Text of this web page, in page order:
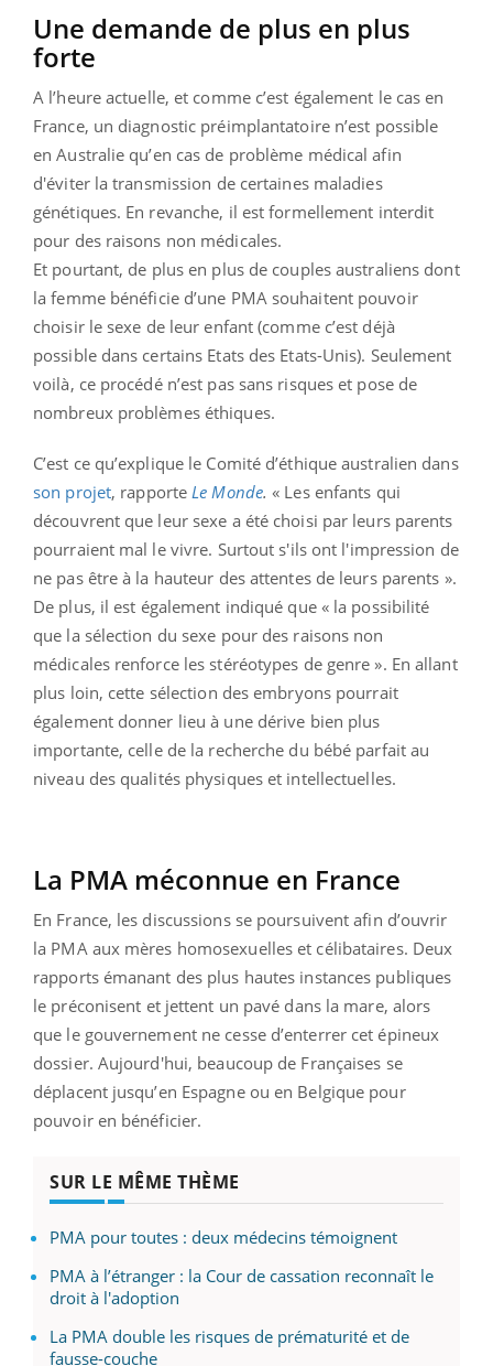
Une demande de plus en plus
forte
A l’heure actuelle, et comme c’est également le cas en
France, un diagnostic préimplantatoire n’est possible
en Australie qu’en cas de problème médical afin
d'éviter la transmission de certaines maladies
génétiques. En revanche, il est formellement interdit
pour des raisons non médicales.
Et pourtant, de plus en plus de couples australiens dont
la femme bénéficie d’une PMA souhaitent pouvoir
choisir le sexe de leur enfant (comme c’est déjà
possible dans certains Etats des Etats-Unis). Seulement
voilà, ce procédé n’est pas sans risques et pose de
nombreux problèmes éthiques.
C’est ce qu’explique le Comité d’éthique australien dans
son projet, rapporte Le Monde. « Les enfants qui
découvrent que leur sexe a été choisi par leurs parents
pourraient mal le vivre. Surtout s'ils ont l'impression de
ne pas être à la hauteur des attentes de leurs parents ».
De plus, il est également indiqué que « la possibilité
que la sélection du sexe pour des raisons non
médicales renforce les stéréotypes de genre ». En allant
plus loin, cette sélection des embryons pourrait
également donner lieu à une dérive bien plus
importante, celle de la recherche du bébé parfait au
niveau des qualités physiques et intellectuelles.
La PMA méconnue en France
En France, les discussions se poursuivent afin d’ouvrir
la PMA aux mères homosexuelles et célibataires. Deux
rapports émanant des plus hautes instances publiques
le préconisent et jettent un pavé dans la mare, alors
que le gouvernement ne cesse d’enterrer cet épineux
dossier. Aujourd'hui, beaucoup de Françaises se
déplacent jusqu’en Espagne ou en Belgique pour
pouvoir en bénéficier.
SUR LE MÊME THÈME
PMA pour toutes : deux médecins témoignent
PMA à l’étranger : la Cour de cassation reconnaît le
droit à l'adoption
La PMA double les risques de prématurité et de
fausse-couche